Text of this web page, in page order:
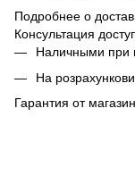
Подробнее о
Консультация
Наличными при
На
Гарантия от